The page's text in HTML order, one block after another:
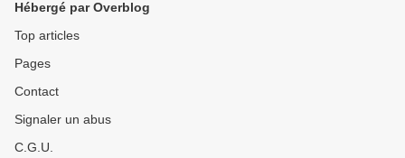
Hébergé par Overblog
Top articles
Pages
Contact
Signaler un abus
C.G.U.